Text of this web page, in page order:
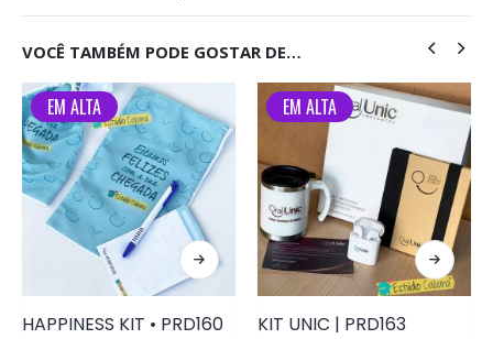
VOCÊ TAMBÉM PODE GOSTAR DE…
EM ALTA
HAPPINESS KIT • PRD160
EM ALTA
KIT UNIC | PRD163